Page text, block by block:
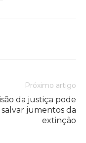
Próximo artigo
da justiça pode
salvar jumentos da
extinção